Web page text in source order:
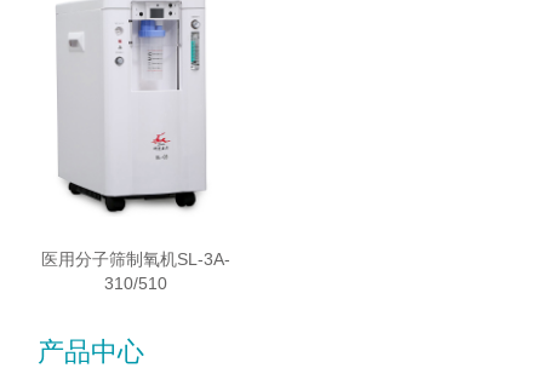
医用分子筛制氧机SL-3A-
310/510
产品中心